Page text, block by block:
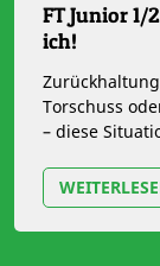
FT Junior 1/
ich!
Torschuss
– diese